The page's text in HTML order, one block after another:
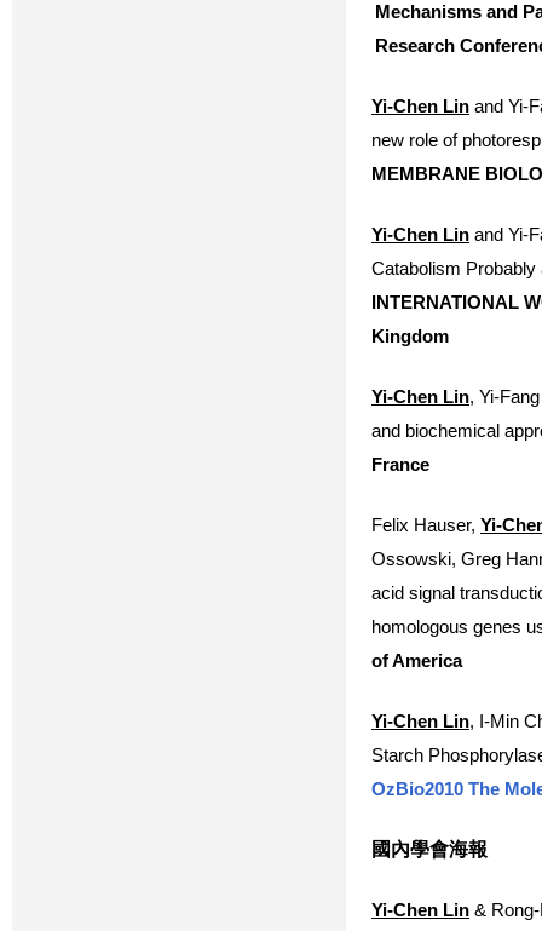
Mechanisms and
Research
Yi-Chen Lin and Yi-
new role of
MEMBRANE
Yi-Chen Lin and Yi-
Catabolism
INTERNATIONAL
Kingdom
Yi-Chen Lin, Yi-
and biochemical
France
Felix Hauser, Yi-
Ossowski, Greg
acid signal
homologous genes
of America
Yi-Chen Lin, I-Min
Starch
OzBio2010 The
國內學會海報
Yi-Chen Lin &